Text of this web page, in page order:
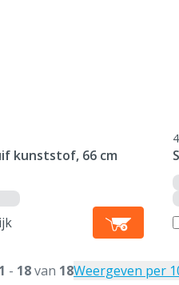
kunststof, 66 cm
1 - 18van 18Weergeven per